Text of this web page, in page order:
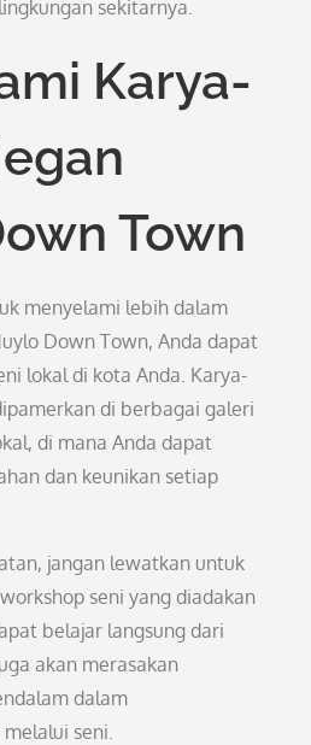
sekitarnya.
Karya-
Town
menyelami lebih dalam
Down Town, Anda dapat
lokal di kota Anda. Karya-
di berbagai galeri
di mana Anda dapat
dan keunikan setiap
jangan lewatkan untuk
seni yang diadakan
belajar langsung dari
akan merasakan
dalam
seni.